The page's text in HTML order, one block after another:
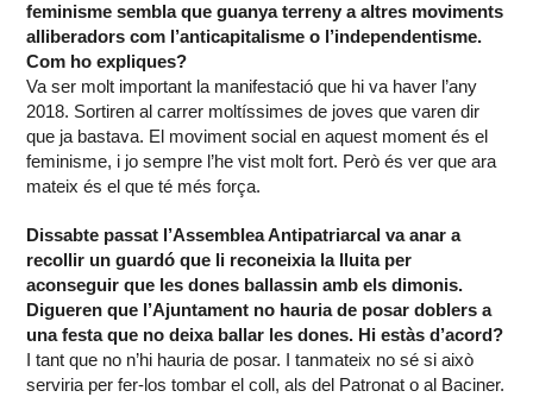
feminisme sembla que guanya terreny a altres moviments
alliberadors com l’anticapitalisme o l’independentisme.
Com ho expliques?
Va ser molt important la manifestació que hi va haver l’any
2018. Sortiren al carrer moltíssimes de joves que varen dir
que ja bastava. El moviment social en aquest moment és el
feminisme, i jo sempre l’he vist molt fort. Però és ver que ara
mateix és el que té més força.
Dissabte passat l’Assemblea Antipatriarcal va anar a
recollir un guardó que li reconeixia la lluita per
aconseguir que les dones ballassin amb els dimonis.
Digueren que l’Ajuntament no hauria de posar doblers a
una festa que no deixa ballar les dones. Hi estàs d’acord?
I tant que no n’hi hauria de posar. I tanmateix no sé si això
serviria per fer-los tombar el coll, als del Patronat o al Baciner.